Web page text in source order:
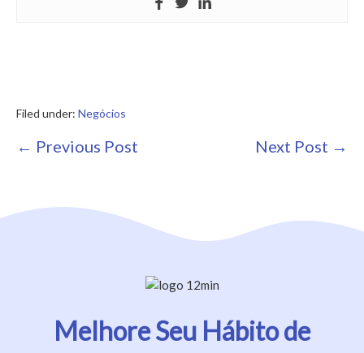
Filed under: Negócios
Post
← Previous Post Next Post →
Melhore Seu Hábito de